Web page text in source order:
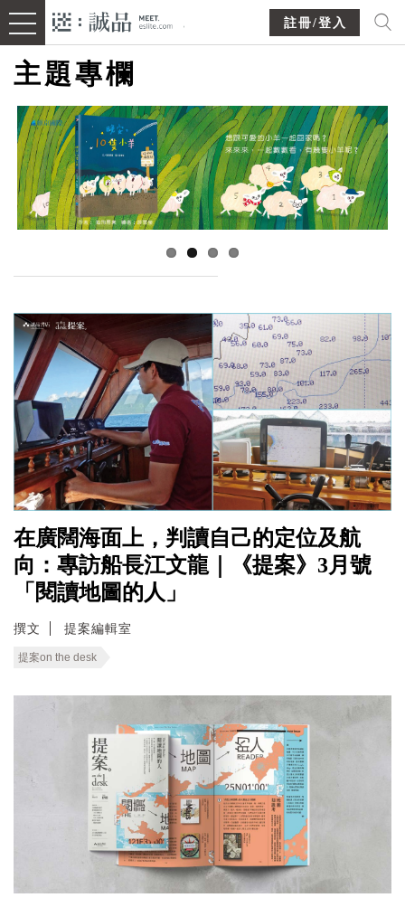
註冊/登入
主題專欄
在廣闊海面上，判讀自己的定位及航
向：專訪船長江文龍｜《提案》3月號
「閱讀地圖的人」
撰文 提案編輯室
提案on the desk